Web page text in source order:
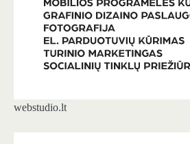
webstudio.lt